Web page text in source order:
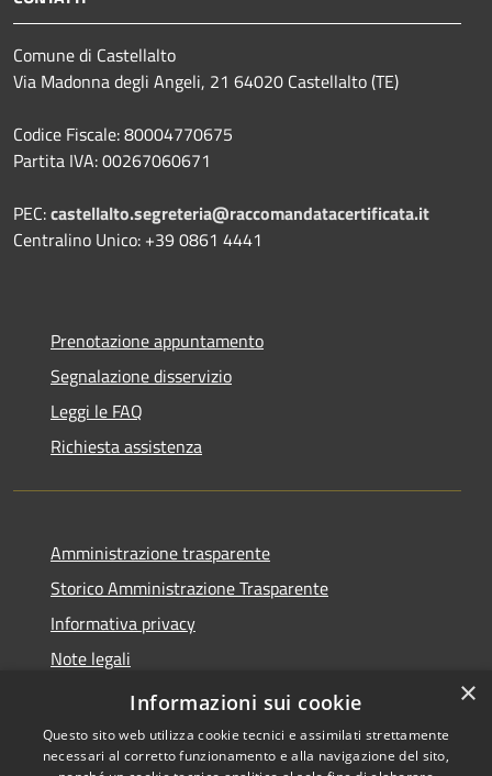
Comune di Castellalto
Via Madonna degli Angeli, 21 64020 Castellalto (TE)
Codice Fiscale: 80004770675
Partita IVA: 00267060671
PEC:castellalto.segreteria@raccomandatacertificata.it
Centralino Unico: +39 0861 4441
Prenotazione appuntamento
Segnalazione disservizio
Leggi le FAQ
Richiesta assistenza
Amministrazione trasparente
Storico Amministrazione Trasparente
Informativa privacy
Note legali
Dichiarazione di accessibilità
×
Informazioni sui cookie
Questo sito web utilizza cookie tecnici e assimilati strettamente
necessari al corretto funzionamento e alla navigazione del sito,